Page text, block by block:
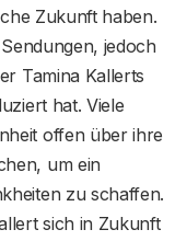
Zukunft haben.
jedoch
Tamina Kallerts
hat. Viele
offen über ihre
um ein
zu schaffen.
sich in Zukunft